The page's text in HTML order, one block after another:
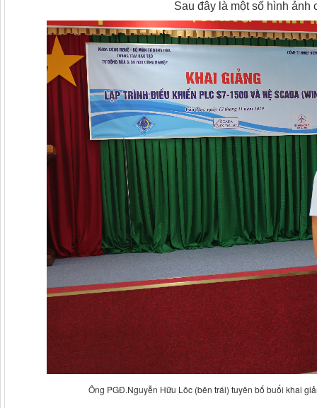
Sau đây là một số hình
Ông PGĐ.Nguyễn Hữu Lôc (bên trái) tuyên bố buổi khai